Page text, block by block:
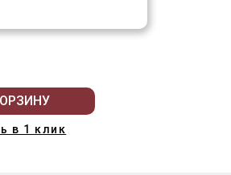
в 1 клик